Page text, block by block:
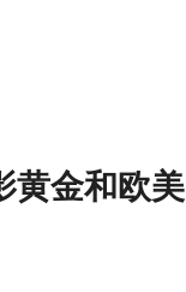
黄金和欧美